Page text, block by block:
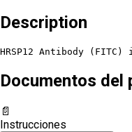
Description
HRSP12 Antibody
Documentos del
📄
Instrucciones